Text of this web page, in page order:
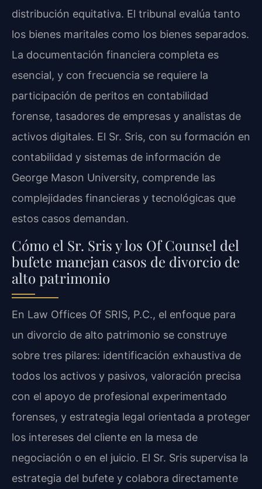
distribución equitativa. El tribunal evalúa tanto
los bienes maritales como los bienes separados.
La documentación financiera completa es
esencial, y con frecuencia se requiere la
participación de peritos en contabilidad
forense, tasadores de empresas y analistas de
activos digitales. El Sr. Sris, con su formación en
contabilidad y sistemas de información de
George Mason University, comprende las
complejidades financieras y tecnológicas que
estos casos demandan.
Cómo el Sr. Sris y los Of Counsel del
bufete manejan casos de divorcio de
alto patrimonio
En Law Offices Of SRIS, P.C., el enfoque para
un divorcio de alto patrimonio se construye
sobre tres pilares: identificación exhaustiva de
todos los activos y pasivos, valoración precisa
con el apoyo de profesional experimentado
forenses, y estrategia legal orientada a proteger
los intereses del cliente en la mesa de
negociación o en el juicio. El Sr. Sris supervisa la
estrategia del bufete y colabora directamente